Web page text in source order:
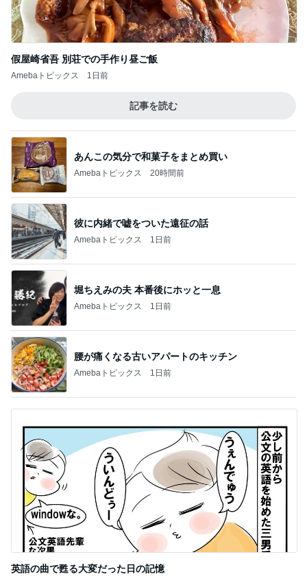
假屋崎省吾 別荘での手作り昼ご飯
Amebaトピックス 1日前
記事を読む
あんこの気分で和菓子をまとめ買い
Amebaトピックス 20時間前
彼に内緒で嘘をついた遠征の話
Amebaトピックス 1日前
堀ちえみの夫 本番後にホッと一息
Amebaトピックス 1日前
腰が痛くなる古いアパートのキッチン
Amebaトピックス 1日前
英語の曲で甦る大変だった日の記憶